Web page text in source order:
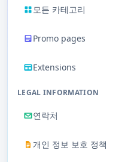
모든 카테고리
Promo pages
Extensions
LEGAL INFORMATION
연락처
개인 정보 보호 정책